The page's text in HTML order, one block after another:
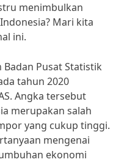
menimbulkan
Mari kita
ini.
Pusat Statistik
tahun 2020
Angka tersebut
merupakan salah
yang cukup tinggi.
mengenai
ekonomi